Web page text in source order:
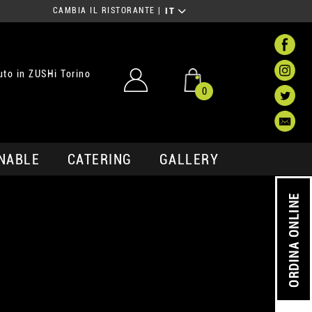
CAMBIA IL RISTORANTE IT
in ZUSHi Torino
0
CATERING GALLERY
ORDINA ONLINE